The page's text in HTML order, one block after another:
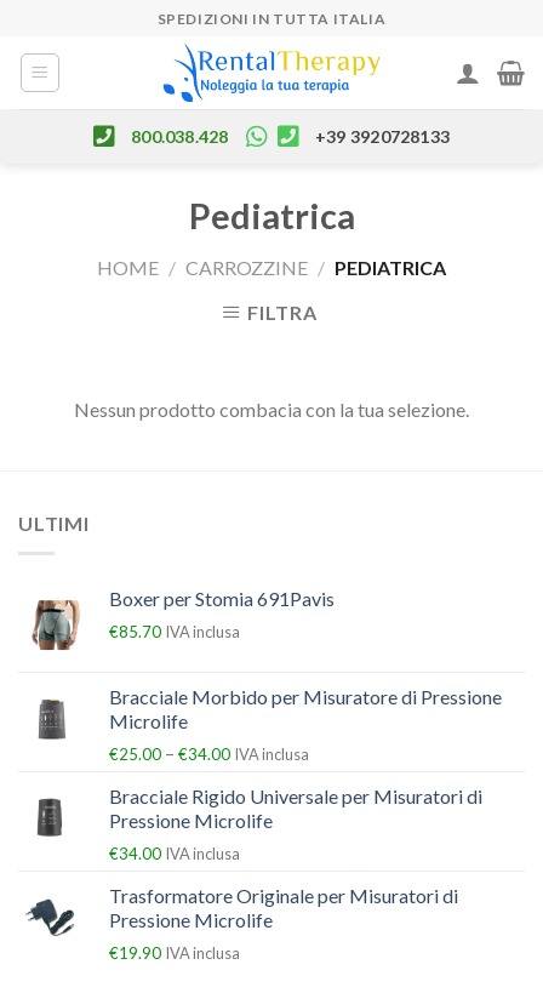
content
SPEDIZIONI IN TUTTA ITALIA
800.038.428 +39 3920728133
Pediatrica
HOME / CARROZZINE / PEDIATRICA
FILTRA
Nessun prodotto combacia con la tua selezione.
ULTIMI
Boxer per Stomia 691Pavis
€85.70 IVA inclusa
Bracciale Morbido per Misuratore di Pressione
Microlife
€25.00 – €34.00 IVA inclusa
Bracciale Rigido Universale per Misuratori di
Pressione Microlife
€34.00 IVA inclusa
Trasformatore Originale per Misuratori di
Pressione Microlife
€19.90 IVA inclusa